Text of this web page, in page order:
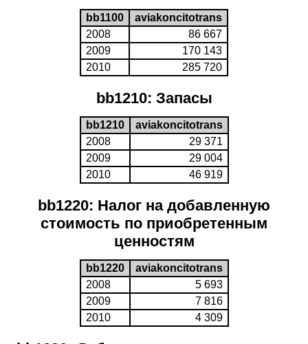
bb1100
aviakoncitotrans
2008
86 667
2009
170 143
2010
285 720
bb1210: Запасы
bb1210
aviakoncitotrans
2008
29 371
2009
29 004
2010
46 919
bb1220: Налог на добавленную
стоимость по приобретенным
ценностям
bb1220
aviakoncitotrans
2008
5 693
2009
7 816
2010
4 309